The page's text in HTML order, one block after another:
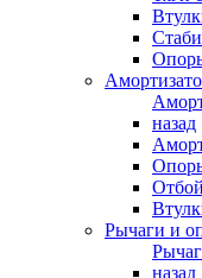
назад
Рычаги и
назад